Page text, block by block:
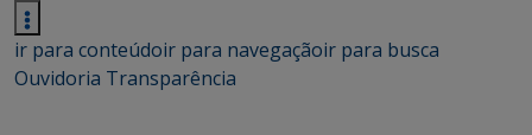
ir para conteúdoir para navegaçãoir para busca
Ouvidoria Transparência